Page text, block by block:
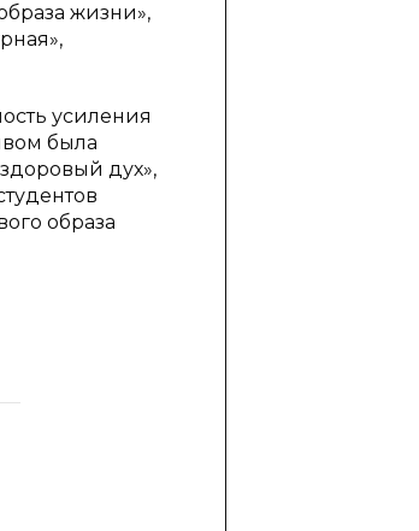
жизни»,
усиления
была
дух»,
образа